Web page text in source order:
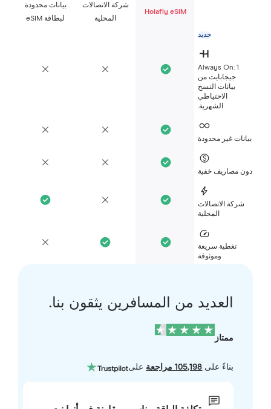
Holafly eSIM
شركة الاتصالات
بيانات محدودة
Always On: 1
جيجابايت من
بيانات النسخ
الاحتياطي
غير محدودة
مصاريف خفية
شركة الاتصالات
تغطية سريعة
العديد من المسافرين يثقون بنا.
بناءً على105,198 مراجعة على